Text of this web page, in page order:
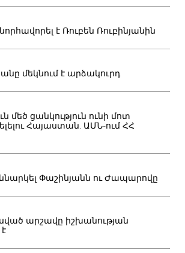
է Ռուբեն Ռուբինյանին
մեկնում է արձակուրդ
մեծ ցանկություն ունի մոտ
Հայաստան. ԱՄՆ-ում ՀՀ
Փաշինյանն ու Ժապարովը
արշավը իշխանության